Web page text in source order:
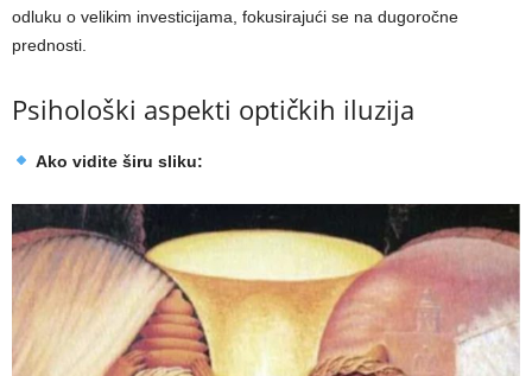
odluku o velikim investicijama, fokusirajući se na dugoročne
prednosti.
Psihološki aspekti optičkih iluzija
Ako vidite širu sliku: